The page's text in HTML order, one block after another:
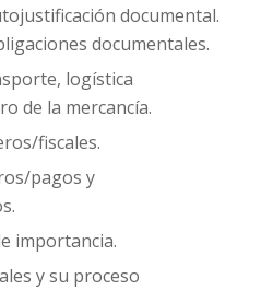
documental.
documentales.
logística
de la mercancía.
fiscales.
pagos y
importancia.
y su proceso